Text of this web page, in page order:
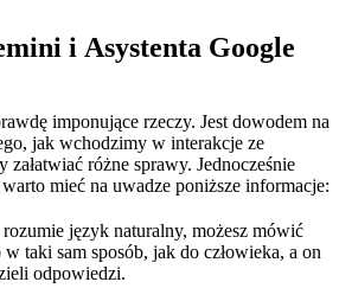
i Asystenta Google
imponujące rzeczy. Jest dowodem na
jak wchodzimy w interakcje ze
załatwiać różne sprawy. Jednocześnie
mieć na uwadze poniższe informacje:
język naturalny, możesz mówić
taki sam sposób, jak do człowieka, a on
odpowiedzi.